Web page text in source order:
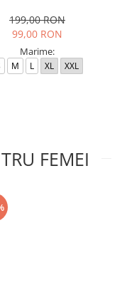
199,00 RON
99,00 RON
Marime:
M L XL XXL
FEMEI